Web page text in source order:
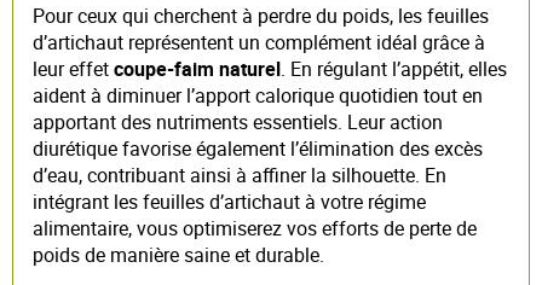
Pour ceux qui cherchent à perdre du poids, les feuilles
d’artichaut représentent un complément idéal grâce à
leur effetcoupe-faim naturel. En régulant l’appétit, elles
aident à diminuer l’apport calorique quotidien tout en
apportant des nutriments essentiels. Leur action
diurétique favorise également l’élimination des excès
d’eau, contribuant ainsi à affiner la silhouette. En
intégrant les feuilles d’artichaut à votre régime
alimentaire, vous optimiserez vos efforts de perte de
poids de manière saine et durable.